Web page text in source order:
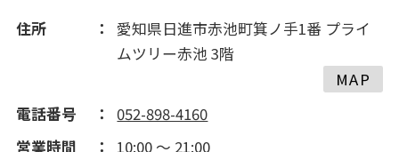
住所
愛知県日進市赤池町箕ノ手1番 プライ
ムツリー赤池 3階
MAP
電話番号
052-898-4160
営業時間
10:00 ～ 21:00